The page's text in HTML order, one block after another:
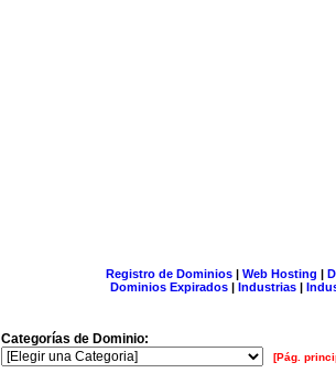
Registro de Dominios| Web Hosting |
Dominios Expirados | Industrias |
Categorías de Dominio:
[Pág.